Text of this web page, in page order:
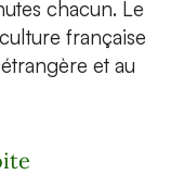
chacun. Le
française
et au